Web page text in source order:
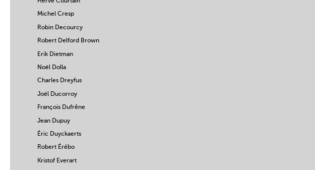
Michel Cresp
Robin Decourcy
Robert Delford Brown
Erik Dietman
Noël Dolla
Charles Dreyfus
Joël Ducorroy
François Dufrêne
Jean Dupuy
Éric Duyckaerts
Robert Érébo
Kristof Everart